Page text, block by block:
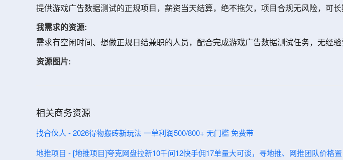
提供游戏广告数据测试的正规项目，薪资当天结算，绝不拖欠，项目合规无风险，可
我需求的资源:
需求有空闲时间、想做正规日结兼职的人员，配合完成游戏广告数据测试任务，无经
资源图片:
相关商务资源
找合伙人 - 2026得物搬砖新玩法 一单利润500/800+ 无门槛 免费带
地推项目 - [地推项目]夸克网盘拉新10千问12快手佣17单量大可谈，寻地推、网推团队价格置